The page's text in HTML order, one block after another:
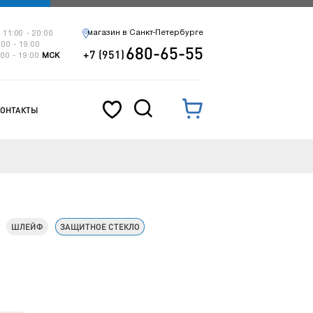
11:00 - 20:00
- 19:00
- 19:00
МСК
магазин в Санкт-Петербурге
+7 (951)680-65-55
ШЛЕЙФ ЗАЩИТНОЕ СТЕКЛО